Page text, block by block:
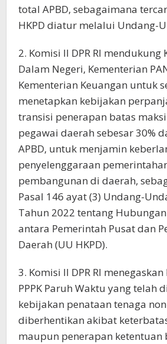
total APBD, sebagaimana
HKPD diatur melalui Undang-
2. Komisi II DPR RI mendukung
Dalam Negeri, Kementerian
Kementerian Keuangan untuk
menetapkan kebijakan
transisi penerapan batas
pegawai daerah sebesar 30%
APBD, untuk menjamin
penyelenggaraan
pembangunan di daerah,
Pasal 146 ayat (3) Undang-
Tahun 2022 tentang
antara Pemerintah Pusat dan
Daerah (UU HKPD).
3. Komisi II DPR RI
PPPK Paruh Waktu yang telah
kebijakan penataan tenaga
diberhentikan akibat
maupun penerapan ketentuan